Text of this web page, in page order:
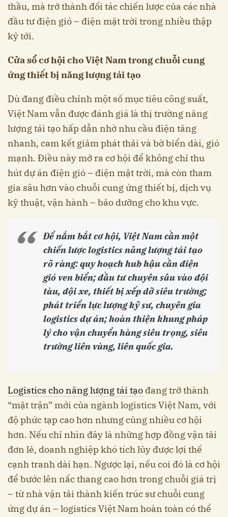
thầu, mà trở thành đối tác chiến lược của các nhà
đầu tư điện gió – điện mặt trời trong nhiều thập
kỷ tới.
Cửa sổ cơ hội cho Việt Nam trong chuỗi cung
ứng thiết bị năng lượng tái tạo
Dù đang điều chỉnh một số mục tiêu công suất,
Việt Nam vẫn được đánh giá là thị trường năng
lượng tái tạo hấp dẫn nhờ nhu cầu điện tăng
nhanh, cam kết giảm phát thải và bờ biển dài, gió
mạnh. Điều này mở ra cơ hội để không chỉ thu
hút dự án điện gió – điện mặt trời, mà còn tham
gia sâu hơn vào chuỗi cung ứng thiết bị, dịch vụ
kỹ thuật, vận hành – bảo dưỡng cho khu vực.
Để nắm bắt cơ hội, Việt Nam cần một
chiến lược logistics năng lượng tái tạo
rõ ràng: quy hoạch hub hậu cần điện
gió ven biển; đầu tư chuyên sâu vào đội
tàu, đội xe, thiết bị xếp dỡ siêu trường;
phát triển lực lượng kỹ sư, chuyên gia
logistics dự án; hoàn thiện khung pháp
lý cho vận chuyển hàng siêu trọng, siêu
trường liên vùng, liên quốc gia.
Logistics cho năng lượng tái tạo đang trở thành
“mặt trận” mới của ngành logistics Việt Nam, với
độ phức tạp cao hơn nhưng cũng nhiều cơ hội
hơn. Nếu chỉ nhìn đây là những hợp đồng vận tải
đơn lẻ, doanh nghiệp khó tích lũy được lợi thế
cạnh tranh dài hạn. Ngược lại, nếu coi đó là cơ hội
để bước lên nấc thang cao hơn trong chuỗi giá trị
– từ nhà vận tải thành kiến trúc sư chuỗi cung
ứng dự án – logistics Việt Nam hoàn toàn có thể